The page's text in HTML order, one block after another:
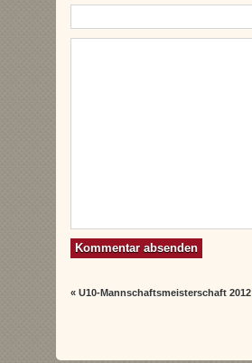
«U10-Mannschaftsmeisterschaft 2012